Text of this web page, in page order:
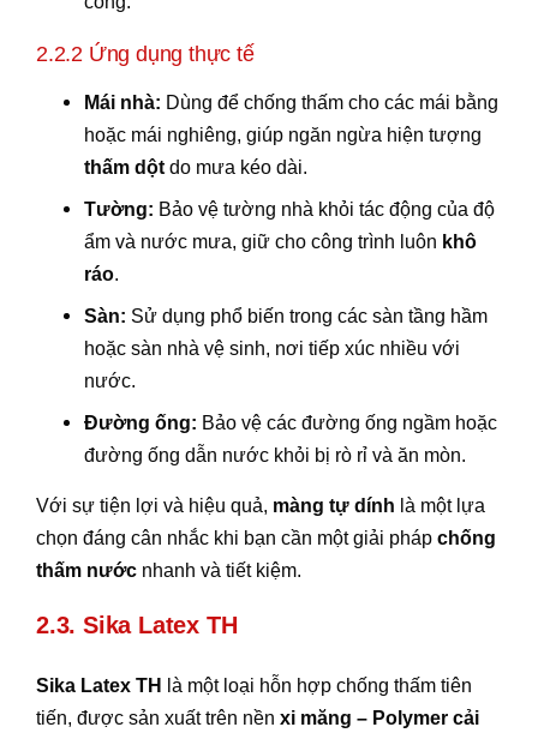
2.2.2 Ứng dụng thực tế
Mái nhà: Dùng để chống thấm cho các mái bằng
hoặc mái nghiêng, giúp ngăn ngừa hiện tượng
thấm dột do mưa kéo dài.
Tường: Bảo vệ tường nhà khỏi tác động của độ
ẩm và nước mưa, giữ cho công trình luôn khô
ráo.
Sàn: Sử dụng phổ biến trong các sàn tầng hầm
hoặc sàn nhà vệ sinh, nơi tiếp xúc nhiều với
nước.
Đường ống: Bảo vệ các đường ống ngầm hoặc
đường ống dẫn nước khỏi bị rò rỉ và ăn mòn.
Với sự tiện lợi và hiệu quả, màng tự dính là một lựa
chọn đáng cân nhắc khi bạn cần một giải pháp chống
thấm nước nhanh và tiết kiệm.
2.3. Sika Latex TH
Sika Latex TH
là một loại hỗn hợp chống thấm tiên
tiến, được sản xuất trên nền xi măng – Polymer cải